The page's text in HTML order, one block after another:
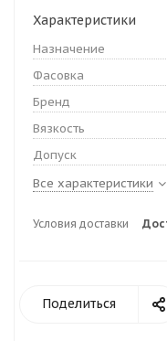
Характеристики
Назначение
Фасовка
Бренд
Вязкость
Допуск
Все характеристики
Условия доставки
Поделиться